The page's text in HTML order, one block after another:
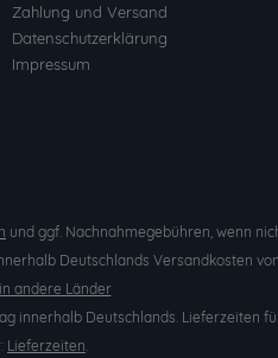
Zahlung und Versand
Datenschutzerklärung
Impressum
und ggf. Nachnahmegebühren, wenn
Deutschlands Versandkosten
andere Länder
innerhalb Deutschlands.
Lieferzeiten.